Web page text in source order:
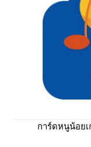
การ์ดหนูน้อย